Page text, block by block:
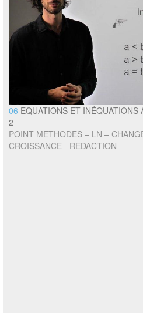
06 EQUATIONS ET INÉQUATIONS
2
POINT METHODES – LN –
CROISSANCE - REDACTION